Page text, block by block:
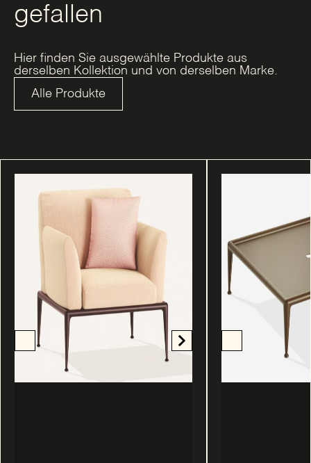
gefallen
Hier finden Sie ausgewählte Produkte aus
derselben Kollektion und von derselben Marke.
Alle Produkte